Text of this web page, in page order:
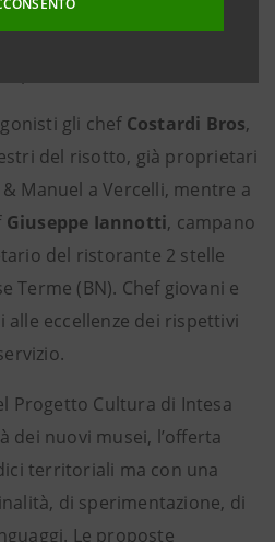
mentre i due musei
gli chef Costardi Bros,
del risotto, già proprietari
Manuel a Vercelli, mentre a
Giuseppe Iannotti, campano
del ristorante 2 stelle
Terme (BN). Chef giovani e
alle eccellenze dei rispettivi
Progetto Cultura di Intesa
dei nuovi musei, l’offerta
territoriali ma con una
di sperimentazione, di
Le proposte